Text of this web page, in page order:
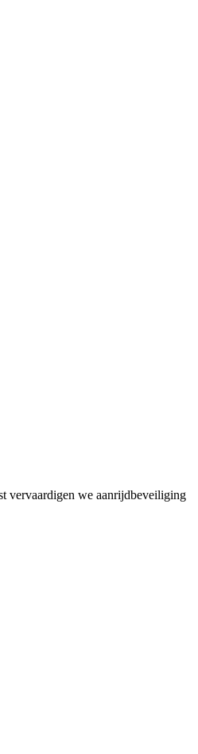
vervaardigen we aanrijdbeveiliging